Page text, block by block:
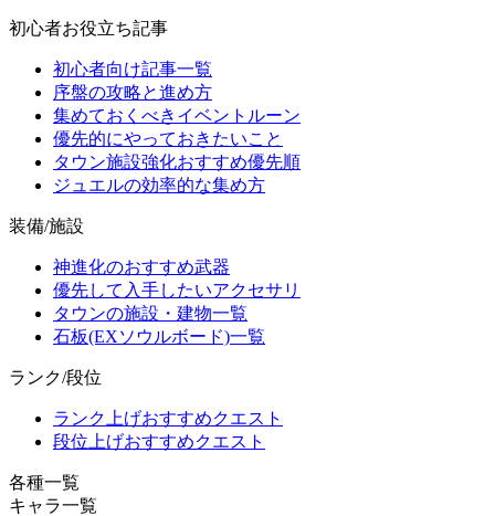
初心者お役立ち記事
初心者向け記事一覧
序盤の攻略と進め方
集めておくべきイベントルーン
優先的にやっておきたいこと
タウン施設強化おすすめ優先順
ジュエルの効率的な集め方
装備/施設
神進化のおすすめ武器
優先して入手したいアクセサリ
タウンの施設・建物一覧
石板(EXソウルボード)一覧
ランク/段位
ランク上げおすすめクエスト
段位上げおすすめクエスト
各種一覧
キャラ一覧